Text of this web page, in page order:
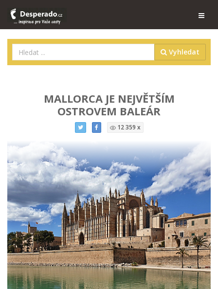
Vyhledat
MALLORCA JE NEJVĚTŠÍM
OSTROVEM BALEÁR
12 359 x